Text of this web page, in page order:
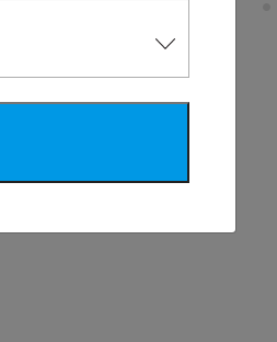
рядом с отелем